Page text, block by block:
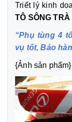
Triết lý kinh
TÔ SÔNG TRÀ
“Phụ tùng 4
vụ tốt, Bảo
{Ảnh sản phẩm}